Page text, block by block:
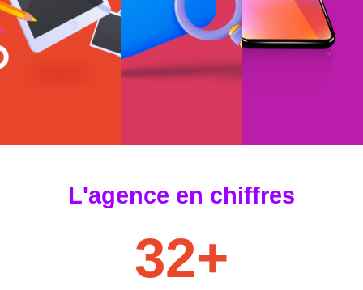
#tendances
L'agence en chiffres
32+